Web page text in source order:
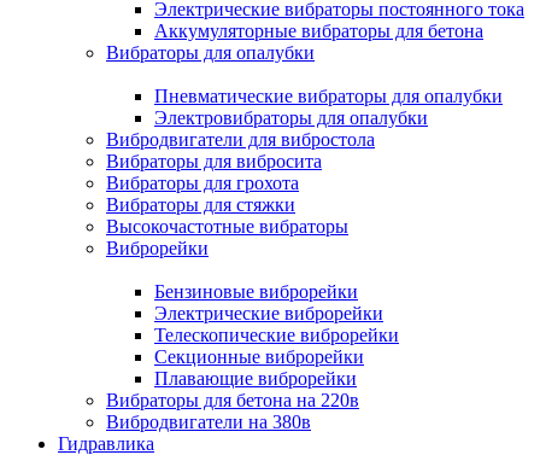
Электрические вибраторы постоянного тока
Аккумуляторные вибраторы для бетона
Вибраторы для опалубки
Пневматические вибраторы для опалубки
Электровибраторы для опалубки
Вибродвигатели для вибростола
Вибраторы для вибросита
Вибраторы для грохота
Вибраторы для стяжки
Высокочастотные вибраторы
Виброрейки
Бензиновые виброрейки
Электрические виброрейки
Телескопические виброрейки
Секционные виброрейки
Плавающие виброрейки
Вибраторы для бетона на 220в
Вибродвигатели на 380в
Гидравлика